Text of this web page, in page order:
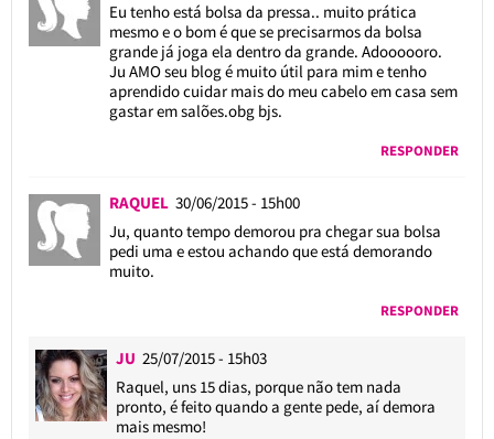
Eu tenho está bolsa da pressa.. muito prática
mesmo e o bom é que se precisarmos da bolsa
grande já joga ela dentro da grande. Adoooooro.
Ju AMO seu blog é muito útil para mim e tenho
aprendido cuidar mais do meu cabelo em casa sem
gastar em salões.obg bjs.
RESPONDER
RAQUEL 30/06/2015 - 15h00
Ju, quanto tempo demorou pra chegar sua bolsa
pedi uma e estou achando que está demorando
muito.
RESPONDER
JU 25/07/2015 - 15h03
Raquel, uns 15 dias, porque não tem nada
pronto, é feito quando a gente pede, aí demora
mais mesmo!